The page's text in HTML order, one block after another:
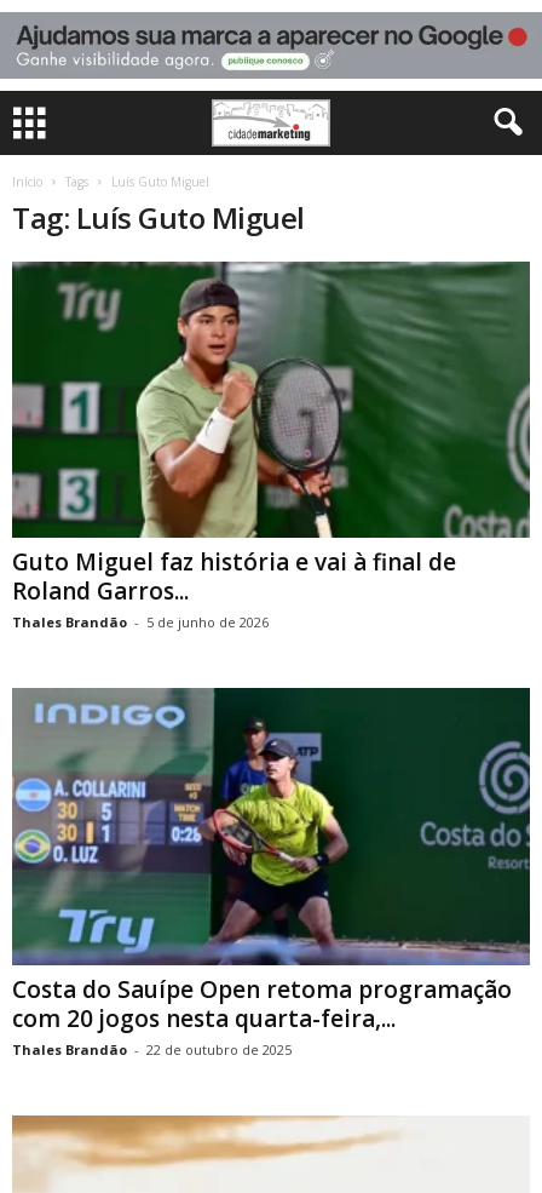
Início Tags Luís Guto Miguel
Tag: Luís Guto Miguel
Guto Miguel faz história e vai à final de
Roland Garros...
Thales Brandão - 5 de junho de 2026
Costa do Sauípe Open retoma programação
com 20 jogos nesta quarta-feira,...
Thales Brandão - 22 de outubro de 2025